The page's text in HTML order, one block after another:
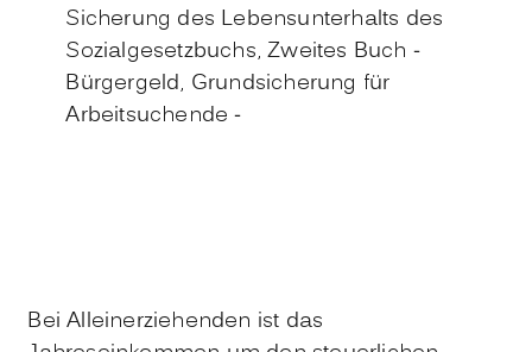
Sicherung des Lebensunterhalts des
Sozialgesetzbuchs, Zweites Buch -
Bürgergeld, Grundsicherung für
Arbeitsuchende -
Bei Alleinerziehenden ist das